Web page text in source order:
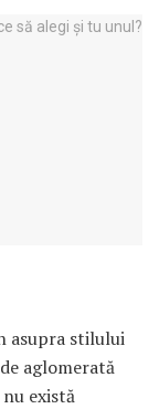
asupra stilului
aglomerată
există